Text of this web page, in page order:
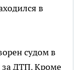
в
судом в
за ДТП. Кроме